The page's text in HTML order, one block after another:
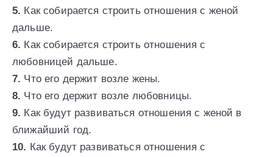
5. Как собирается строить отношения с женой
дальше.
6. Как собирается строить отношения с
любовницей дальше.
7. Что его держит возле жены.
8. Что его держит возле любовницы.
9. Как будут развиваться отношения с женой в
ближайший год.
10. Как будут развиваться отношения с